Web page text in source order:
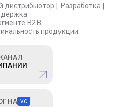
дистрибьютор | Разработка |
B2B,
продукции.
НА VC